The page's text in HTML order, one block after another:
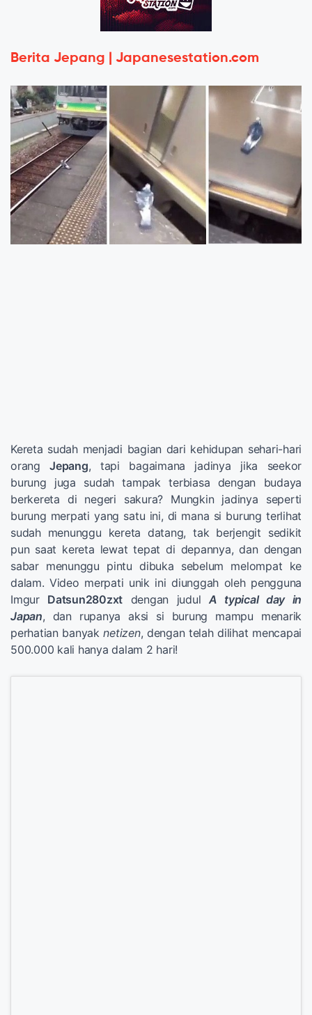
Berita Jepang | Japanesestation.com
Kereta sudah menjadi bagian dari kehidupan sehari-hari
orangJepang, tapi bagaimana jadinya jika seekor
burung juga sudah tampak terbiasa dengan budaya
berkereta di negeri sakura? Mungkin jadinya seperti
burung merpati yang satu ini, di mana si burung terlihat
sudah menunggu kereta datang, tak berjengit sedikit
pun saat kereta lewat tepat di depannya, dan dengan
sabar menunggu pintu dibuka sebelum melompat ke
dalam. Video merpati unik ini diunggah oleh pengguna
Imgur Datsun280zxt dengan judul A typical day in
Japan, dan rupanya aksi si burung mampu menarik
perhatian banyaknetizen, dengan telah dilihat mencapai
500.000 kali hanya dalam 2 hari!